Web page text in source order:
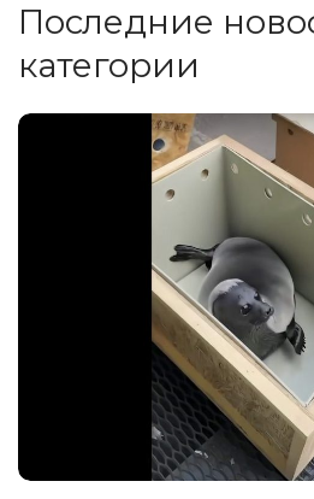
Последние
категории